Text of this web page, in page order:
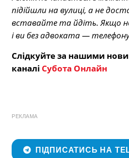
підійшли на вулиці, а не
вставайте та йдіть. Якщо
і ви без адвоката —
Слідкуйте за нашими
каналі Субота Онлайн
РЕКЛАМА
ПІДПИСАТИСЬ НА